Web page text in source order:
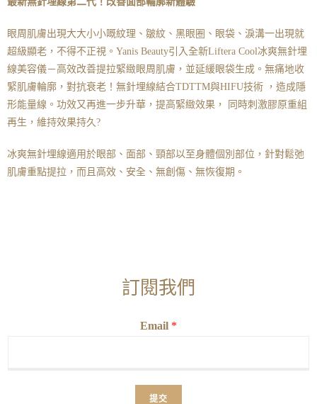
眼周肌膚出現大大小小嘅紋理、皺紋、黑眼圈、眼袋、淚溝一出現就
超級顯老，不得不正視。Yanis Beauty引入全新Liftera Cool冰爽無針埋
線美容儀－高效改善提拉緊緻眼周肌膚，並延緩眼袋生成。無痛地收
緊肌膚輪廓，對抗衰老！無針埋線結合TDTTM與HIFU技術 ，造成隱
形能量線。功效又再進一步升華，提高緊緻效果， 同時刺激膠原重組
再生，維持效果持久?
冰爽無針埋線適用於眼部、面部、頸部以至身體個別部位，針對鬆弛
肌膚重點提拉，而且高效、安全、無創傷、無恢復期。
訂閱我們
Email *
提交